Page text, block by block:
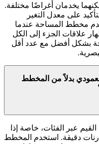
يخدمان أغراضًا مختلفة.
على معدل التغير
مخطط المساحة عندما
علاقات الجزء إلى الكل
بشكل أفضل مع عدد أقل
بدلاً من المخطط
عبر الفئات، خاصة إذا
دقيقة. استخدم المخطط